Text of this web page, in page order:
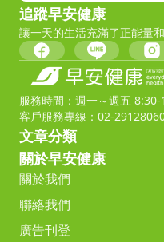
追蹤早安健康
讓一天的生活充滿了正能量
服務時間：週一～週五
客戶服務專線：02-
文章分類
關於早安健康
關於我們
聯絡我們
廣告刊登